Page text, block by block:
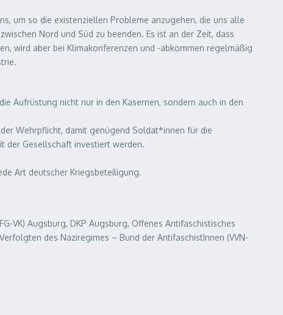
um so die existenziellen Probleme anzugehen, die uns alle
Nord und Süd zu beenden. Es ist an der Zeit, dass
wird aber bei Klimakonferenzen und -abkommen regelmäßig
Aufrüstung nicht nur in den Kasernen, sondern auch in den
Wehrpflicht, damit genügend Soldat*innen für die
der Gesellschaft investiert werden.
Art deutscher Kriegsbeteiligung.
VK) Augsburg, DKP Augsburg, Offenes Antifaschistisches
des Naziregimes – Bund der AntifaschistInnen (VVN-